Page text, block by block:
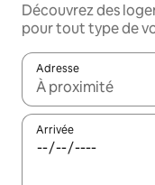
Découvrez des
pour tout type de
Adresse
Lorsque les
Arrivée